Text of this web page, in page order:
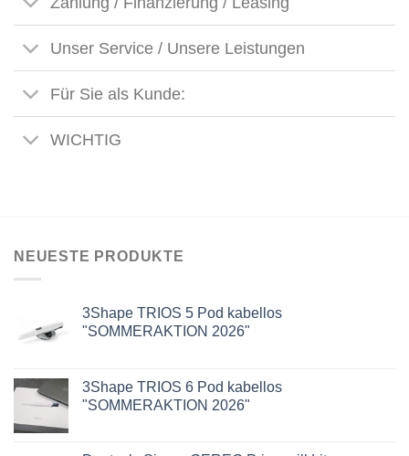
Unser Service / Unsere Leistungen
Für Sie als Kunde:
WICHTIG
NEUESTE PRODUKTE
3Shape TRIOS 5 Pod kabellos
"SOMMERAKTION 2026"
3Shape TRIOS 6 Pod kabellos
"SOMMERAKTION 2026"